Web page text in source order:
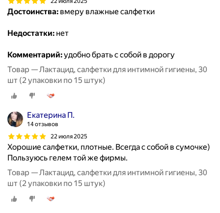
Достоинства: вмеру влажные салфетки
Недостатки: нет
Комментарий:удобно брать с собой в дорогу
Товар — Лактацид, салфетки для интимной гигиены, 30
шт (2 упаковки по 15 штук)
Екатерина П.
14 отзывов
22 июля 2025
Хорошие салфетки, плотные. Всегда с собой в сумочке)
Пользуюсь гелем той же фирмы.
Товар — Лактацид, салфетки для интимной гигиены, 30
шт (2 упаковки по 15 штук)